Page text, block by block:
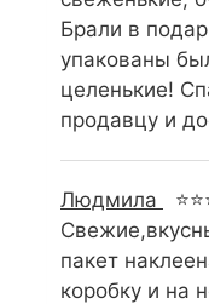
Брали в
упакованы
целенькие!
продавцу и
Людмила
пакет
коробку и на